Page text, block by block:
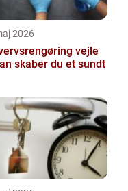
2026
vejle
skaber du et sundt